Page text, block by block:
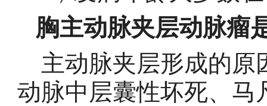
胸主动脉夹层动脉
主动脉夹层形成的原
动脉中层囊性坏死、马